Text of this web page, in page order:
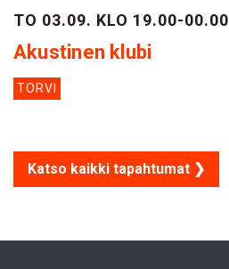
TO 03.09. KLO 19.00-00.00
Akustinen klubi
TORVI
Katso kaikki tapahtumat ❯